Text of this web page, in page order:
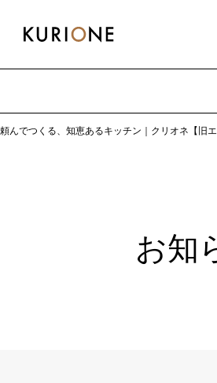
頼んでつくる、知恵あるキッチン｜クリオネ【旧
お知